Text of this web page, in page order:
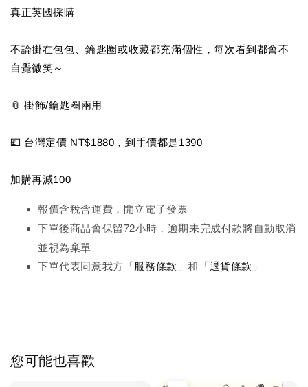
真正英國採購
不論掛在包包、鑰匙圈或收藏都充滿個性，每次看到都會不
自覺微笑～
📎 掛飾/鑰匙圈兩用
💷 台灣定價 NT$1880，到手價都是1390
加購再減100
報價含稅含運費，開立電子發票
下單後商品會保留72小時，逾期未完成付款將自動取消
並視為棄單
下單代表同意我方「服務條款 」和「退貨條款 」
您可能也喜歡